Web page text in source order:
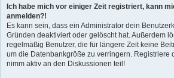
Ich habe mich vor einiger Zeit registriert, kann
anmelden?!
Es kann sein, dass ein Administrator dein
Gründen deaktiviert oder gelöscht hat. Außerdem
regelmäßig Benutzer, die für längere Zeit keine
um die Datenbankgröße zu verringern. Registriere
nimm aktiv an den Diskussionen teil!